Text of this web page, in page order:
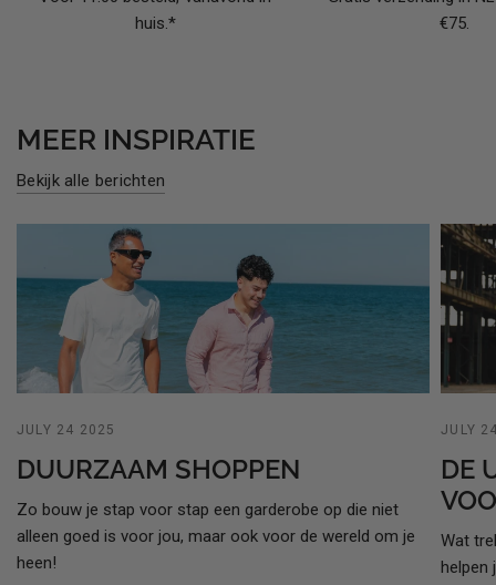
huis.*
€75.
MEER INSPIRATIE
Bekijk alle berichten
JULY 24 2025
DUURZAAM SHOPPEN
Zo bouw je stap voor stap een garderobe op die niet
alleen goed is voor jou, maar ook voor de wereld om je
heen!
JULY
DE
Wat